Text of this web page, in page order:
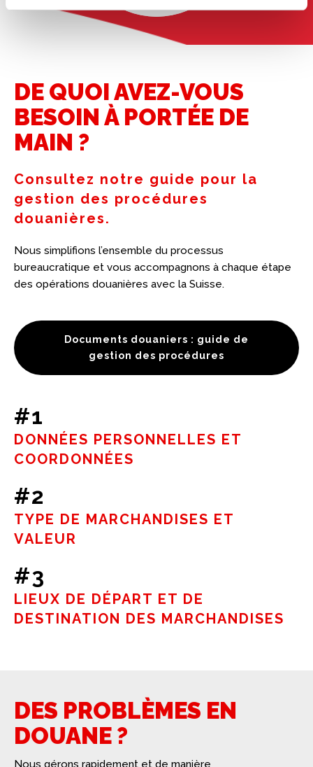
DE QUOI AVEZ-VOUS
BESOIN À PORTÉE DE
MAIN ?
Consultez notre guide pour la
gestion des procédures
douanières.
Nous simplifions l’ensemble du processus
bureaucratique et vous accompagnons à chaque étape
des opérations douanières avec la Suisse.
Documents douaniers : guide de
gestion des procédures
#1
DONNÉES PERSONNELLES ET
COORDONNÉES
#2
TYPE DE MARCHANDISES ET
VALEUR
#3
LIEUX DE DÉPART ET DE
DESTINATION DES MARCHANDISES
DES PROBLÈMES EN
DOUANE ?
Nous gérons rapidement et de manière